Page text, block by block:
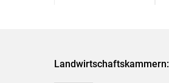
Landwirtschaftskammern: